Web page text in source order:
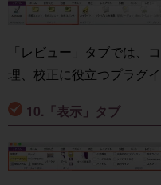
「レビュー」タブでは、
理、校正に役立つプラグ
10.「表示」タブ